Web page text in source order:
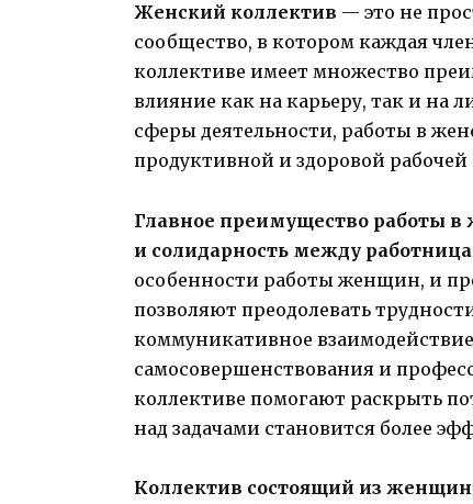
Женский коллектив — это не
сообщество, в котором каждая
коллективе имеет множество
влияние как на карьеру, так и на
сферы деятельности, работы в
продуктивной и здоровой рабочей
Главное преимущество работы
и солидарность между
особенности работы женщин, и
позволяют преодолевать
коммуникативное
самосовершенствования и
коллективе помогают раскрыть
над задачами становится более
Коллектив состоящий из